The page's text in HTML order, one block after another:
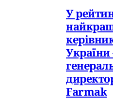
У
України
Farmak